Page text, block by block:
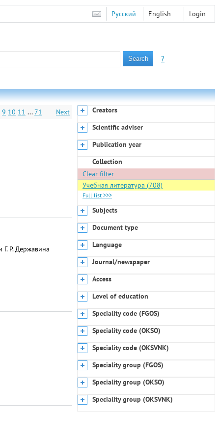
Login
Русский English
?
9 10 11 ... 71 Next
Р. Державина
Creators
Scientific adviser
Publication year
Collection
Clear filter
Учебная литература (708)
Full list >>>
Subjects
Document type
Language
Journal/newspaper
Access
Level of education
Speciality code (FGOS)
Speciality code (OKSO)
Speciality code (OKSVNK)
Speciality group (FGOS)
Speciality group (OKSO)
Speciality group (OKSVNK)